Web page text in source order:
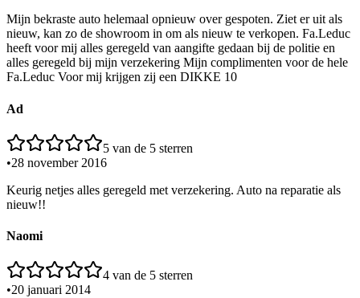
Mijn bekraste auto helemaal opnieuw over gespoten. Ziet er uit als
nieuw, kan zo de showroom in om als nieuw te verkopen. Fa.Leduc
heeft voor mij alles geregeld van aangifte gedaan bij de politie en
alles geregeld bij mijn verzekering Mijn complimenten voor de hele
Fa.Leduc Voor mij krijgen zij een DIKKE 10
Ad
5 van de 5 sterren
•28 november 2016
Keurig netjes alles geregeld met verzekering. Auto na reparatie als
nieuw!!
Naomi
4 van de 5 sterren
•20 januari 2014